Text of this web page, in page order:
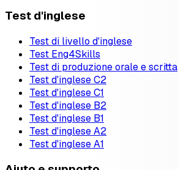
Test d'inglese
Test di livello d'inglese
Test Eng4Skills
Test di produzione orale e scritta
Test d'inglese C2
Test d'inglese C1
Test d'inglese B2
Test d'inglese B1
Test d'inglese A2
Test d'inglese A1